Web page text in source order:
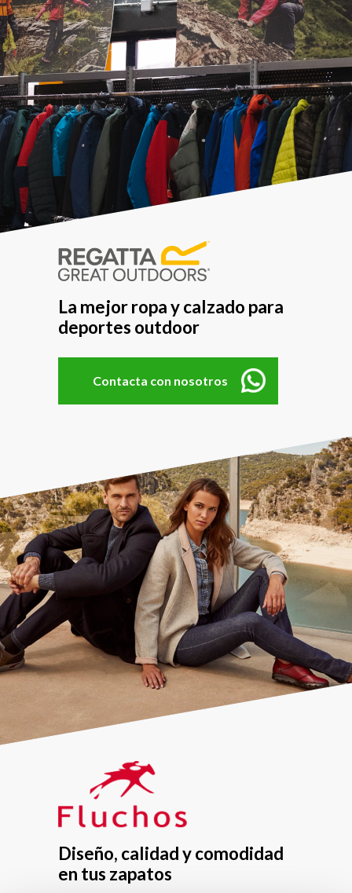
La mejor ropa y calzado para
deportes outdoor
Contacta con nosotros
Diseño, calidad y comodidad
en tus zapatos